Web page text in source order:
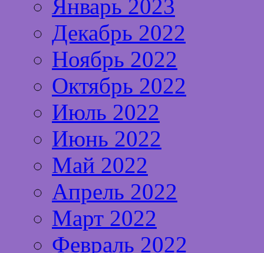
Январь 2023
Декабрь 2022
Ноябрь 2022
Октябрь 2022
Июль 2022
Июнь 2022
Май 2022
Апрель 2022
Март 2022
Февраль 2022